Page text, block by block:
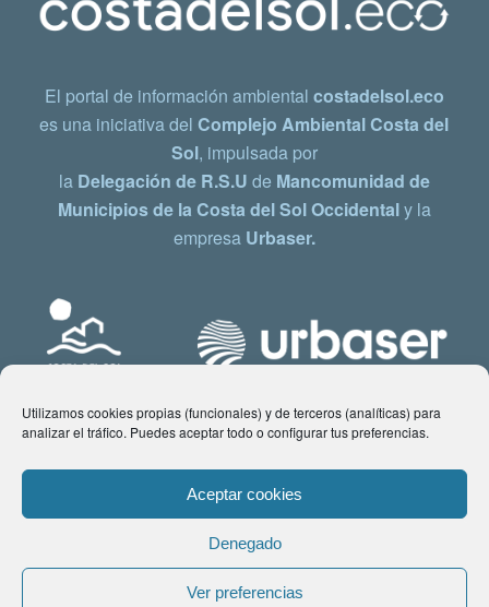
Utilizamos cookies propias (funcionales) y de terceros (analíticas) para
analizar el tráfico. Puedes aceptar todo o configurar tus preferencias.
Aceptar cookies
Denegado
Ver preferencias
El portal de información ambiental costadelsol.eco
es una iniciativa delComplejo Ambiental Costa del
Sol, impulsada por
la Delegación de R.S.U de Mancomunidad de
Municipios de la Costa del Sol Occidentaly la
empresa Urbaser.
© Copyright 2021 www.costadelsol.eco. Todos los derechos reservados |